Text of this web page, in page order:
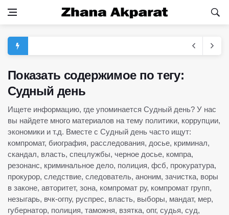
Показать содержимое по тегу:
Судный день
Ищете информацию, где упоминается Судный день? У нас
вы найдете много материалов на тему политики, коррупции,
экономики и т.д. Вместе с Судный день часто ищут:
компромат, биография, расследования, досье, криминал,
скандал, власть, спецлужбы, черное досье, компра,
резонанс, криминальное дело, полиция, фсб, прокуратура,
прокурор, следствие, следователь, аноним, зачистка, воры
в законе, авторитет, зона, компромат ру, компромат групп,
незыгарь, вчк-огпу, руспрес, власть, выборы, мандат, мер,
губернатор, полиция, таможня, взятка, опг, судья, суд,